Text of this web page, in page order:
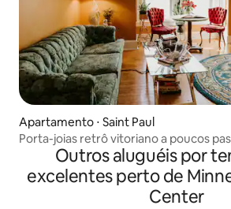
Apartamento ⋅ Saint Paul
Porta-joias retrô vitoriano a poucos
Outros aluguéis por
excelentes perto de
Center